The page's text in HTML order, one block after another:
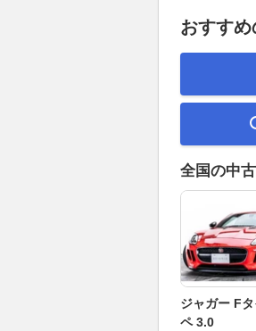
おすす
全国の中
ジャガー F
ペ 3.0